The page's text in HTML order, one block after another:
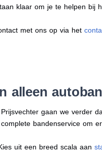
klaar om je te helpen bij
met ons op via het
alleen
gaan we verder
bandenservice om
uit een breed scala aan